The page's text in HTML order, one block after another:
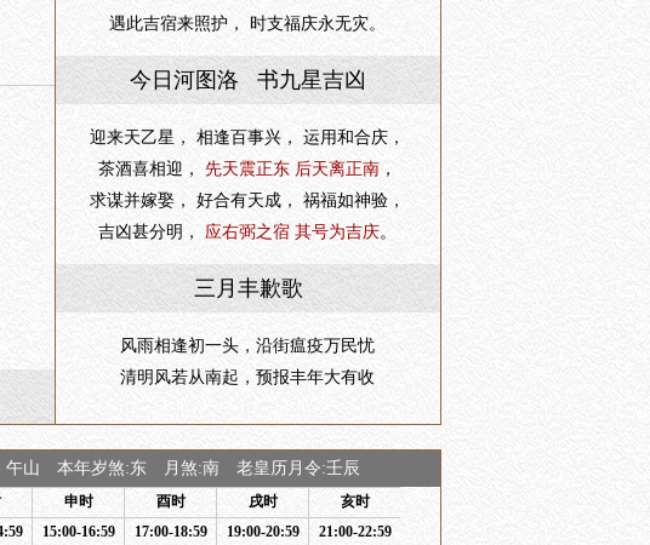
遇此吉宿来照护， 时支福庆永无灾。
今日河图洛 书九星吉凶
迎来天乙星， 相逢百事兴， 运用和合庆，
茶酒喜相迎，先天震正东 后天离正南 ，
求谋并嫁娶， 好合有天成， 祸福如神验，
吉凶甚分明，应右弼之宿 其号为吉庆。
三月丰歉歌
风雨相逢初一头，沿街瘟疫万民忧
清明风若从南起，预报丰年大有收
午山 本年岁煞:东 月煞:南 老皇历月令:壬辰
申时 酉时 戌时
亥时
15:00-16:59 17:00-18:59 19:00-20:59
21:00-22:59